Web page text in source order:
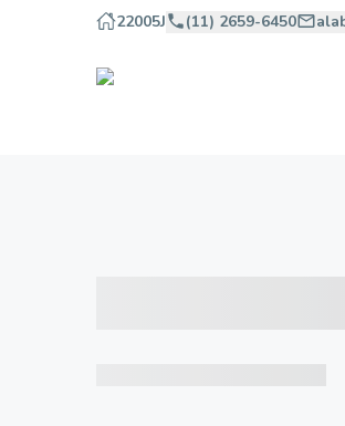
22005J (11) 2659-6450